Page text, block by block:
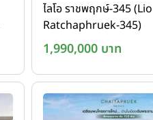
ไลโอ ราชพฤกษ์-345 (Lio
Ratchaphruek-345)
1,990,000 บาท